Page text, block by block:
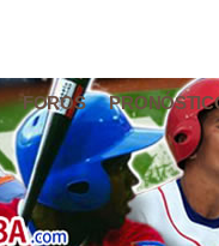
FOROS